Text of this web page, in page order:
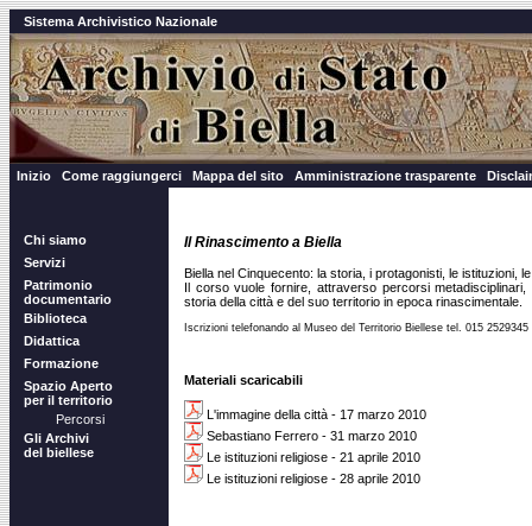
Sistema Archivistico Nazionale
Inizio Come raggiungerci Mappa del sito Amministrazione trasparente
Chi siamo
Servizi
Patrimonio
documentario
Biblioteca
Didattica
Formazione
Spazio Aperto
per il territorio
Percorsi
Gli Archivi
del biellese
Il Rinascimento a Biella
Biella nel Cinquecento: la storia, i protagonisti, le istituzioni,
Il corso vuole fornire, attraverso percorsi
storia della città e del suo territorio in epoca rinascimentale.
Iscrizioni telefonando al Museo del Territorio Biellese tel. 015 2529345
Materiali scaricabili
L'immagine della città - 17 marzo 2010
Sebastiano Ferrero - 31 marzo 2010
Le istituzioni religiose - 21 aprile 2010
Le istituzioni religiose - 28 aprile 2010